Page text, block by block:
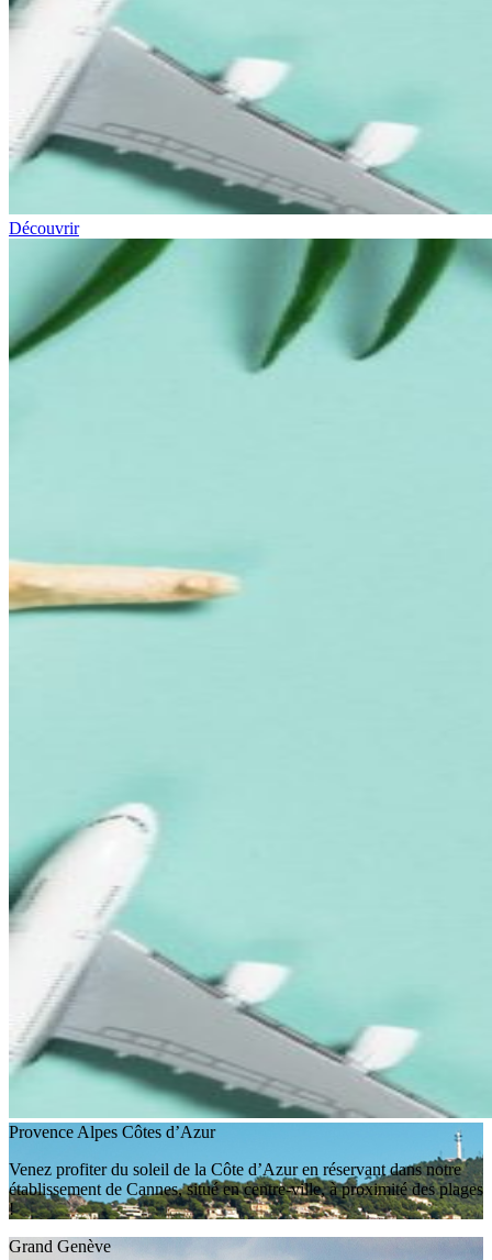
Découvrir
Provence Alpes Côtes d’Azur
Venez profiter du soleil de la Côte d’Azur en réservant dans notre
établissement de Cannes, situé en centre-ville, à proximité des plages
!
Grand Genève